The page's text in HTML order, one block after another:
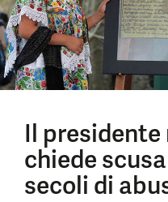
Il
chiede
secoli di